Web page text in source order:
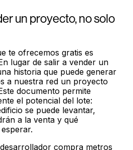
un proyecto, no solo
te ofrecemos gratis es
lugar de salir a vender un
historia que puede generar
a nuestra red un proyecto
documento permite
el potencial del lote:
se puede levantar,
a la venta y qué
compra metros